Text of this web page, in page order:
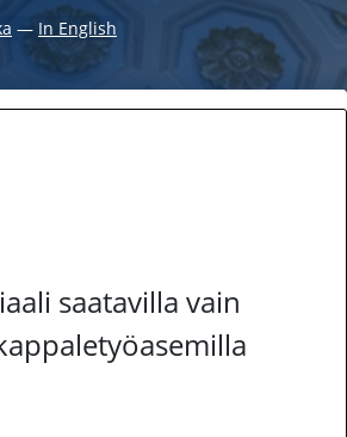
― In English
saatavilla vain